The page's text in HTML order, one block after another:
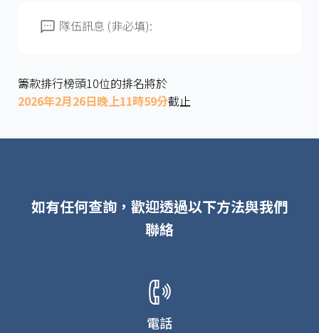
隊伍訊息 (非必填):
籌款排行榜頭10位的排名將於
2026年2月26日晚上11時59分截止
如有任何查詢，歡迎透過以下方法與我們
聯絡
電話